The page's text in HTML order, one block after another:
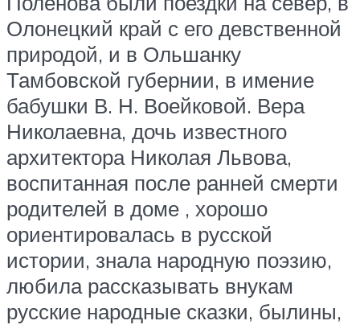
Олонецкий край с его девственной
природой, и в Ольшанку
Тамбовской губернии, в имение
бабушки В. Н. Воейковой. Вера
Николаевна, дочь известного
архитектора Николая Львова,
воспитанная после ранней смерти
родителей в доме , хорошо
ориентировалась в русской
истории, знала народную поэзию,
любила рассказывать внукам
русские народные сказки, былины,